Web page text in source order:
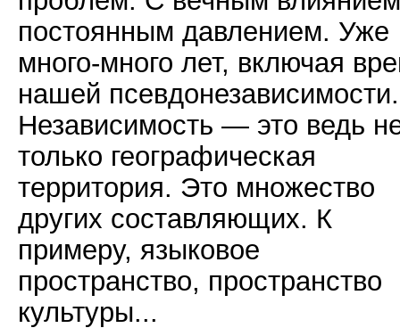
постоянным давлением. Уже
много-много лет, включая
нашей псевдонезависимости.
Независимость — это ведь
только географическая
территория. Это множество
других составляющих. К
примеру, языковое
пространство, пространство
культуры...